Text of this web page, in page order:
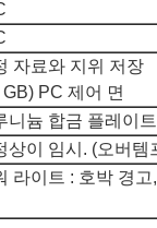
자료와 지위 저장
GB) PC 제어 면
니늄 합금 플레이트
상이 임시. (오버템
라이트 : 호박 경